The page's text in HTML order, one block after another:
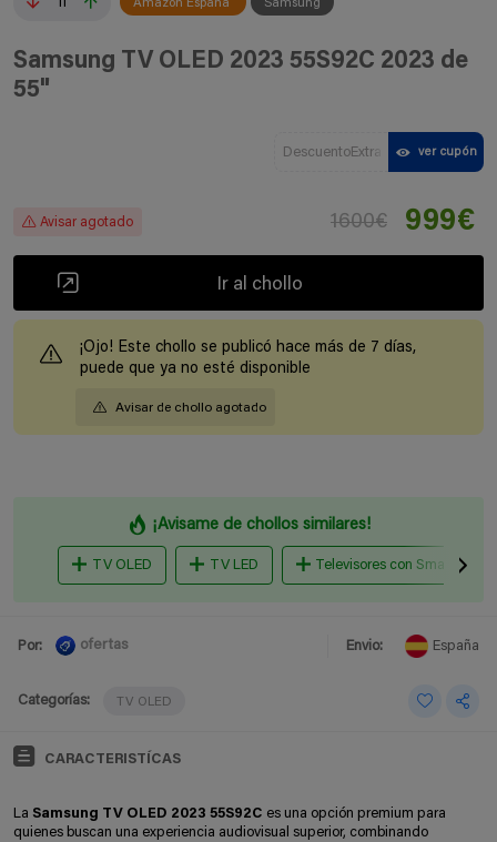
11 Amazon España Samsung
Samsung TV OLED 2023 55S92C 2023 de
55"
DescuentoExtra ver cupón
Avisar agotado 1600€ 999€
Ir al chollo
¡Ojo! Este chollo se publicó hace más de 7 días,
puede que ya no esté disponible
Avisar de chollo agotado
¡Avisame de chollos similares!
TV OLED TV LED Televisores con Smart TV
Por: ofertas Envio: España
Categorías: TV OLED
CARACTERISTÍCAS
La Samsung TV OLED 2023 55S92C es una opción premium para
quienes buscan una experiencia audiovisual superior, combinando